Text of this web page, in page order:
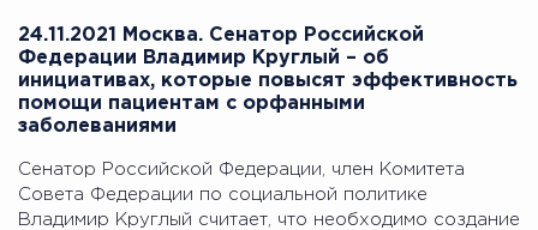
24.11.2021 Москва. Сенатор Российской
Федерации Владимир Круглый – об
инициативах, которые повысят эффективность
помощи пациентам с орфанными
заболеваниями
Сенатор Российской Федерации, член Комитета
Совета Федерации по социальной политике
Владимир Круглый считает, что необходимо создание